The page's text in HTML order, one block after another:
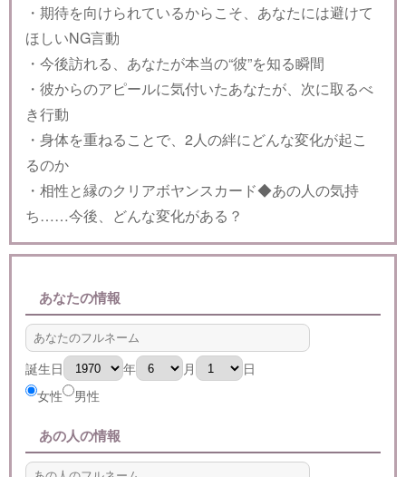
・期待を向けられているからこそ、あなたには避けて
ほしいNG言動
・今後訪れる、あなたが本当の“彼”を知る瞬間
・彼からのアピールに気付いたあなたが、次に取るべ
き行動
・身体を重ねることで、2人の絆にどんな変化が起こ
るのか
・相性と縁のクリアボヤンスカード◆あの人の気持
ち……今後、どんな変化がある？
あなたの情報
誕生日 年 月
日
女性
男性
あの人の情報